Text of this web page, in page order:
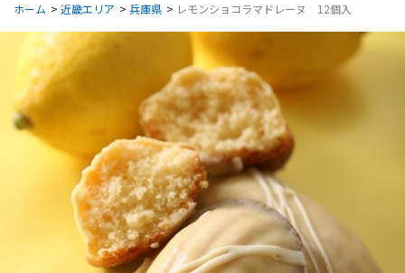
ホーム > 近畿エリア > 兵庫県 > レモンショコラマドレーヌ 12個入